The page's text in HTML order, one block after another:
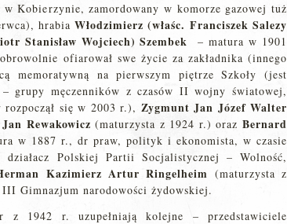
Kobierzynie, zamordowany w komorze gazowej tuż
hrabiaWłodzimierz (właśc. Franciszek Salezy
Stanisław Wojciech) Szembek – matura w 1901
ofiarował swe życie za zakładnika (innego
memoratywną na pierwszym piętrze Szkoły (jest
grupy męczenników z czasów II wojny światowej,
się w 2003 r.), Zygmunt Jan Józef Walter
Jan Rewakowicz (maturzysta z 1924 r.) orazBernard
w 1887 r., dr praw, polityk i ekonomista, w czasie
Polskiej Partii Socjalistycznej – Wolność,
Kazimierz Artur Ringelheim (maturzysta z
Gimnazjum narodowości żydowskiej.
1942 r. uzupełniają kolejne – przedstawiciele